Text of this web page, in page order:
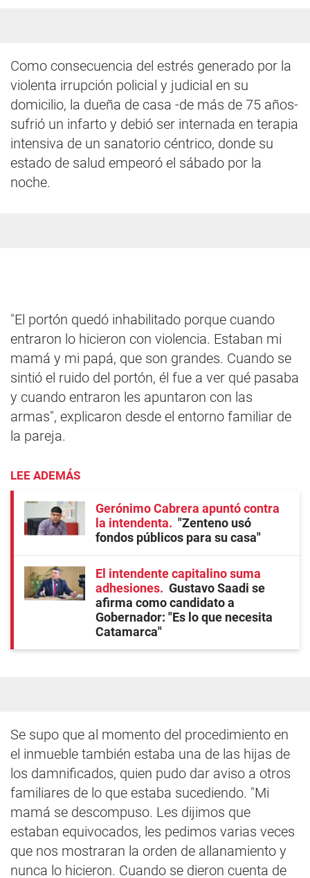
Como consecuencia del estrés generado por la
violenta irrupción policial y judicial en su
domicilio, la dueña de casa -de más de 75 años-
sufrió un infarto y debió ser internada en terapia
intensiva de un sanatorio céntrico, donde su
estado de salud empeoró el sábado por la
noche.
"El portón quedó inhabilitado porque cuando
entraron lo hicieron con violencia. Estaban mi
mamá y mi papá, que son grandes. Cuando se
sintió el ruido del portón, él fue a ver qué pasaba
y cuando entraron les apuntaron con las
armas", explicaron desde el entorno familiar de
la pareja.
LEE ADEMÁS
Gerónimo Cabrera apuntó contra
la intendenta
"Zenteno usó
fondos públicos para su casa"
El intendente capitalino suma
adhesiones
Gustavo Saadi se
afirma como candidato a
Gobernador: "Es lo que necesita
Catamarca"
Se supo que al momento del procedimiento en
el inmueble también estaba una de las hijas de
los damnificados, quien pudo dar aviso a otros
familiares de lo que estaba sucediendo. "Mi
mamá se descompuso. Les dijimos que
estaban equivocados, les pedimos varias veces
que nos mostraran la orden de allanamiento y
nunca lo hicieron. Cuando se dieron cuenta de